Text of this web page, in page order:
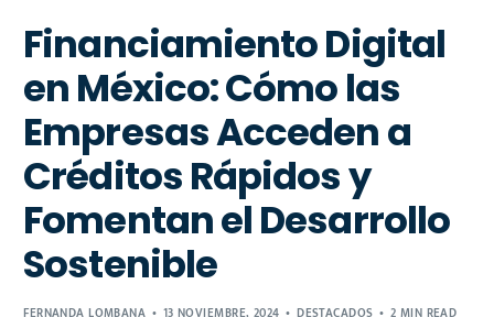
Financiamiento Digital
en México: Cómo las
Empresas Acceden a
Créditos Rápidos y
Fomentan el Desarrollo
Sostenible